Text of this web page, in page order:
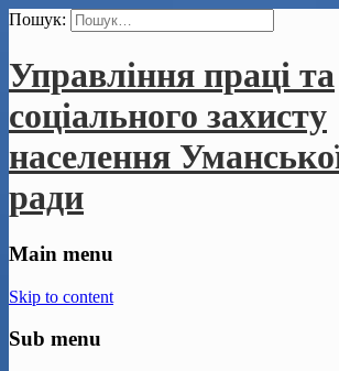
Пошук:
Управління праці та
соціального захисту
населення
ради
Main menu
Skip to content
Sub menu